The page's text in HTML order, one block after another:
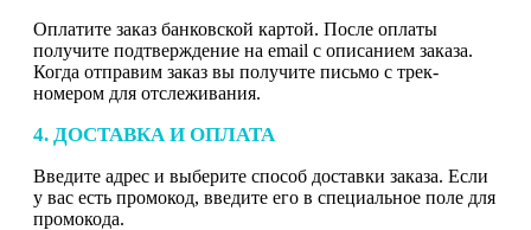
Оплатите заказ банковской картой. После оплаты
получите подтверждение на email с описанием заказа.
Когда отправим заказ вы получите письмо с трек-
номером для отслеживания.
4. ДОСТАВКА И ОПЛАТА
Введите адрес и выберите способ доставки заказа. Если
у вас есть промокод, введите его в специальное поле для
промокода.